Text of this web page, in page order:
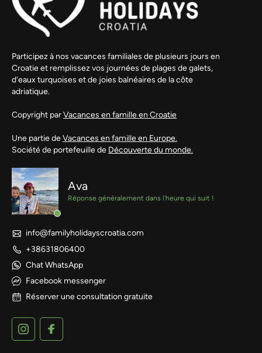
Participez à nos vacances familiales de plusieurs jours en
Croatie et remplissez vos journées de plages de galets,
d'eaux turquoises et de joies balnéaires de la côte
adriatique.
Copyright parVacances en famille en Croatie
Une partie deVacances en famille en Europe.
Société de portefeuille de Découverte du monde.
Ava
Réponse généralement dans l'heure qui suit !
info@familyholidayscroatia.com
+38631806400
Chat WhatsApp
Facebook messenger
Réserver une consultation gratuite